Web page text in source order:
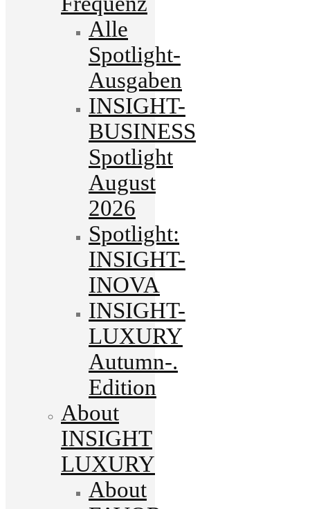
Alle
Spotlight-
Ausgaben
INSIGHT-
BUSINESS
Spotlight
August
2026
Spotlight:
INSIGHT-
INOVA
INSIGHT-
LUXURY
Autumn-.
Edition
About
INSIGHT
LUXURY
About